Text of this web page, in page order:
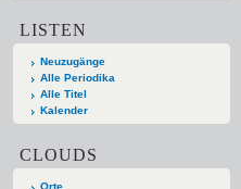
LISTEN
Neuzugänge
Alle Periodika
Alle Titel
Kalender
CLOUDS
Orte